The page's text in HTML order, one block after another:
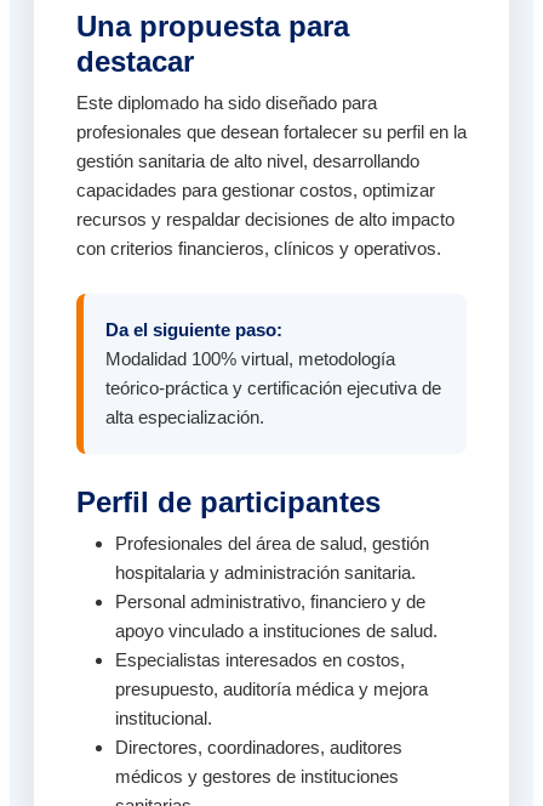
Una propuesta para
destacar
Este diplomado ha sido diseñado para
profesionales que desean fortalecer su perfil en la
gestión sanitaria de alto nivel, desarrollando
capacidades para gestionar costos, optimizar
recursos y respaldar decisiones de alto impacto
con criterios financieros, clínicos y operativos.
Da el siguiente paso:
Modalidad 100% virtual, metodología
teórico-práctica y certificación ejecutiva de
alta especialización.
Perfil de participantes
Profesionales del área de salud, gestión
hospitalaria y administración sanitaria.
Personal administrativo, financiero y de
apoyo vinculado a instituciones de salud.
Especialistas interesados en costos,
presupuesto, auditoría médica y mejora
institucional.
Directores, coordinadores, auditores
médicos y gestores de instituciones